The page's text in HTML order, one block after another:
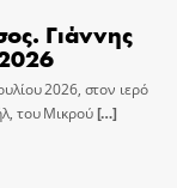
Γιάννης
2026, στον ιερό
του Μικρού[…]